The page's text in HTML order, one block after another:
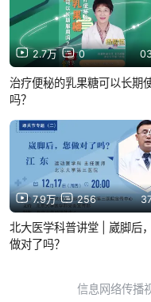
2.7万 0
治疗便秘的乳果糖可以长期
吗？
7.9万 256
北大医学科普讲堂 | 崴脚后
做对了吗？
信息网络传播